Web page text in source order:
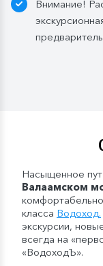
— в рейсах
бутылки (1,5
Внимание!
Насыщенное
Валаамском
класса Водоход.
экскурсии,
всегда на
«ВодоходЪ».